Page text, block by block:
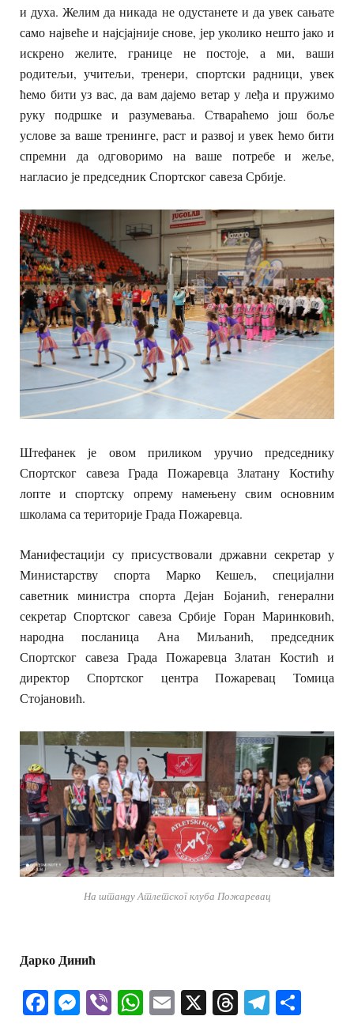
и духа. Желим да никада не одустанете и да увек сањате
само највеће и најсјајније снове, јер уколико нешто јако и
искрено желите, границе не постоје, а ми, ваши
родитељи, учитељи, тренери, спортски радници, увек
ћемо бити уз вас, да вам дајемо ветар у леђа и пружимо
руку подршке и разумевања. Ствараћемо још боље
услове за ваше тренинге, раст и развој и увек ћемо бити
спремни да одговоримо на ваше потребе и жеље,
нагласио је председник Спортског савеза Србије.
Штефанек је овом приликом уручио председнику
Спортског савеза Града Пожаревца Златану Костићу
лопте и спортску опрему намењену свим основним
школама са територије Града Пожаревца.
Манифестацији су присуствовали државни секретар у
Министарству спорта Марко Кешељ, специјални
саветник министра спорта Дејан Бојанић, генерални
секретар Спортског савеза Србије Горан Маринковић,
народна посланица Ана Миљанић, председник
Спортског савеза Града Пожаревца Златан Костић и
директор Спортског центра Пожаревац Томица
Стојановић.
На штанду Атлетског клуба Пожаревац
Дарко Динић
Facebook
Messenger
ViberWhatsApp
Email
X Threads